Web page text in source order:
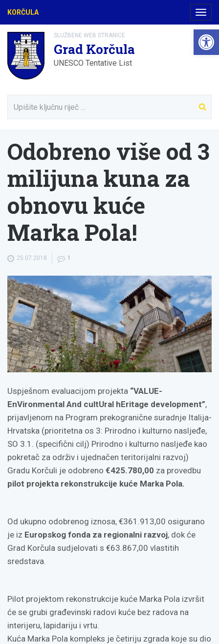
KORČULA
SLUŽBENE WEB STRANICE
Grad Korčula
UNESCO Tentative List
Odobreno više od 3
milijuna kuna za
obnovu kuće
Marka Pola!
25.07.2018 1
Uspješnom evaluacijom projekta “VALUE-
EnVironmental And cultUral hEritage development”,
prijavljenom na Program prekogranične suradnje Italija-
Hrvatska (prioritetna os 3: Prirodno i kulturno nasljeđe,
SO 3.1. (specifični cilj) Prirodno i kulturno nasljeđe kao
pokretač za održiv i ujednačen teritorijalni razvoj)
Gradu Korčuli je odobreno €425.780,00 za provedbu
pilot projekta rekonstrukcije kuće Marka Pola.
Od ukupno odobrenog iznosa, €361.913,00 osigurano
je iz Europskog fonda za regionalni razvoj, dok će
Grad Korčula sudjelovati s €63.867,00 vlastitih
sredstava.
Pilot projektom rekonstrukcije kuće Marka Pola izvršit
će se grubi građevinski radovi kuće bez radova na
interijeru, lapidariju i vrtu.
Kuća Marka Pola kompleks je četiriju zgrada koje su dio